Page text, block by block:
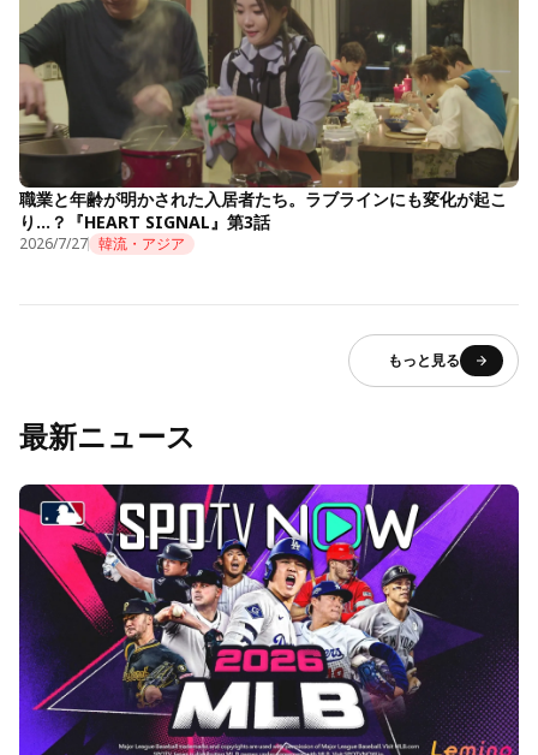
職業と年齢が明かされた入居者たち。ラブラインにも変化が起こ
り…？『HEART SIGNAL』第3話
2026/7/27 韓流・アジア
もっと見る
最新ニュース